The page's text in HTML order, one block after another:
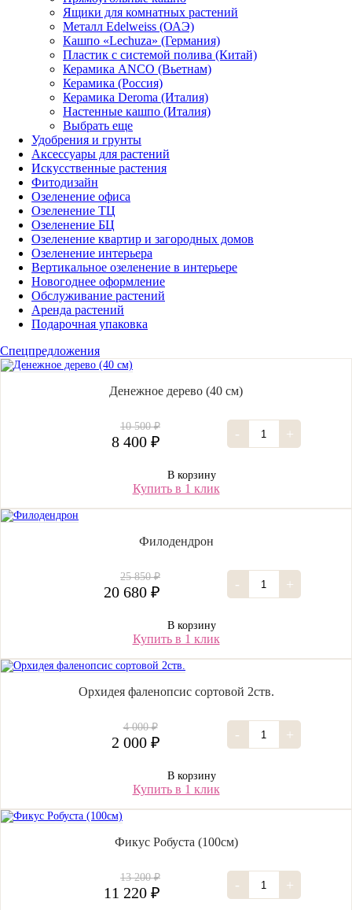
Ящики для комнатных растений
Металл Edelweiss (ОАЭ)
Кашпо «Lechuza» (Германия)
Пластик с системой полива (Китай)
Керамика ANCO (Вьетнам)
Керамика (Россия)
Керамика Deroma (Италия)
Настенные кашпо (Италия)
Выбрать еще
Удобрения и грунты
Аксессуары для растений
Искусственные растения
Фитодизайн
Озеленение офиса
Озеленение ТЦ
Озеленение БЦ
Озеленение квартир и загородных домов
Озеленение интерьера
Вертикальное озеленение в интерьере
Новогоднее оформление
Обслуживание растений
Аренда растений
Подарочная упаковка
Спецпредложения
Денежное дерево (40 cм)
10 500 ₽
8 400 ₽ - +
В корзину
Купить в 1 клик
Филодендрон
25 850 ₽
20 680 ₽ - +
В корзину
Купить в 1 клик
Орхидея фаленопсис сортовой 2ств.
4 000 ₽
2 000 ₽ - +
В корзину
Купить в 1 клик
Фикус Робуста (100см)
13 200 ₽
11 220 ₽ - +